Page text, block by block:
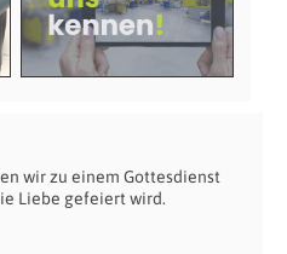
wir zu einem Gottesdienst
Liebe gefeiert wird.